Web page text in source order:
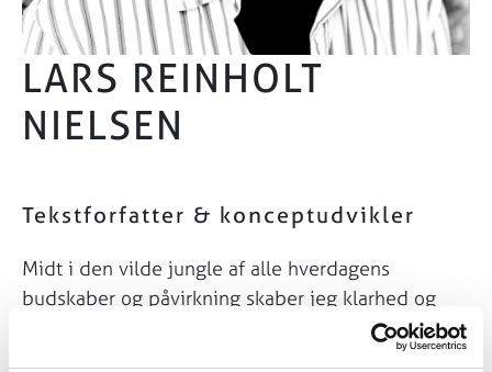
LARS REINHOLT
NIELSEN
Tekstforfatter & konceptudvikler
Midt i den vilde jungle af alle hverdagens
budskaber og påvirkning skaber jeg klarhed og
genveje. Ved at vække opmærksomhed – ellers er
der jo ingen, der opdager, at vi siger noget.